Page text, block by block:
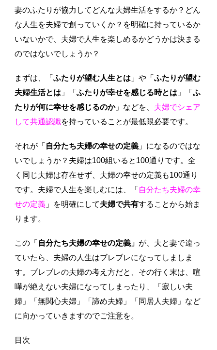
妻のふたりが協力してどんな夫婦生活をするか？どん
な人生を夫婦で創っていくか？を明確に持っているか
いないかで、夫婦で人生を楽しめるかどうかは決まる
のではないでしょうか？
まずは、「 ふたりが望む人生とは 」や「 ふたりが望む
夫婦生活とは 」「 ふたりが幸せを感じる時とは 」「 ふ
たりが何に幸せを感じるのか」などを、 夫婦でシェア
して共通認識を持っていることが最低限必要です。
それが「 自分たち夫婦の幸せの定義 」になるのではな
いでしょうか？夫婦は100組いると100通りです。全
く同じ夫婦は存在せず、夫婦の幸せの定義も100通り
です。夫婦で人生を楽しむには、「 自分たち夫婦の幸
せの定義 」を明確にして夫婦で共有することから始ま
ります。
この「 自分たち夫婦の幸せの定義」 が、夫と妻で違っ
ていたら、夫婦の人生はブレブレになってしましま
す。ブレブレの夫婦の考え方だと、その行く末は、喧
嘩が絶えない夫婦になってしまったり、「寂しい夫
婦」「無関心夫婦」「諦め夫婦」「同居人夫婦」など
に向かっていきますのでご注意を。
目次